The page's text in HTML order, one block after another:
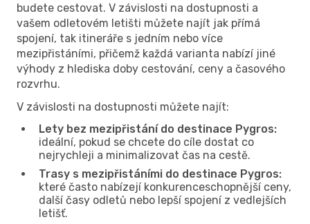
budete cestovat. V závislosti na dostupnosti a
vašem odletovém letišti můžete najít jak přímá
spojení, tak itineráře s jedním nebo více
mezipřistáními, přičemž každá varianta nabízí jiné
výhody z hlediska doby cestování, ceny a časového
rozvrhu.
V závislosti na dostupnosti můžete najít:
Lety bez mezipřistání do destinace Pygros:
ideální, pokud se chcete do cíle dostat co
nejrychleji a minimalizovat čas na cestě.
Trasy s mezipřistáními do destinace Pygros:
které často nabízejí konkurenceschopnější ceny,
další časy odletů nebo lepší spojení z vedlejších
letišť.